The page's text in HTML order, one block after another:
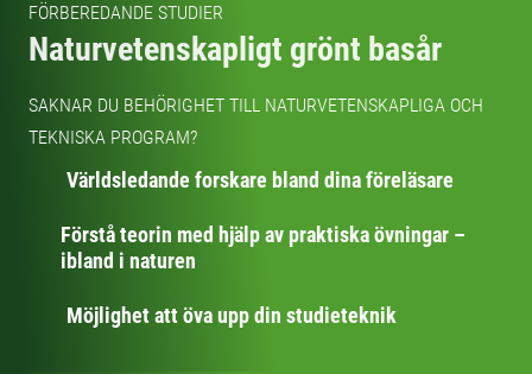
FÖRBEREDANDE STUDIER
Naturvetenskapligt grönt basår
SAKNAR DU BEHÖRIGHET TILL NATURVETENSKAPLIGA OCH
TEKNISKA PROGRAM?
Världsledande forskare bland dina föreläsare
Förstå teorin med hjälp av praktiska övningar –
ibland i naturen
Möjlighet att öva upp din studieteknik